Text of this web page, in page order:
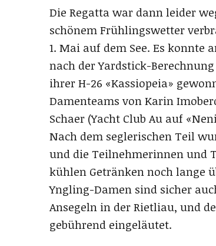
Die Regatta war dann leider
schönem Frühlingswetter
1. Mai auf dem See. Es konnte
nach der Yardstick-
ihrer H-26 «Kassiopeia»
Damenteams von Karin
Schaer (Yacht Club Au auf
Nach dem seglerischen Teil
und die Teilnehmerinnen und
kühlen Getränken noch lange
Yngling-Damen sind sicher
Ansegeln in der Rietliau, und
gebührend eingeläutet.